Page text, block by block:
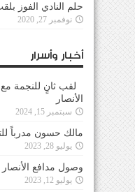
حلم النادي الفوز
نوفمبر 27, 2020
أخبار وأسرار
لقب ثانٍ للنجمة
الأنصار
سبتمبر 15, 2024
مالك حسون مدرباً
يوليو 28, 2023
وصول مدافع الأنصار
يوليو 12, 2023